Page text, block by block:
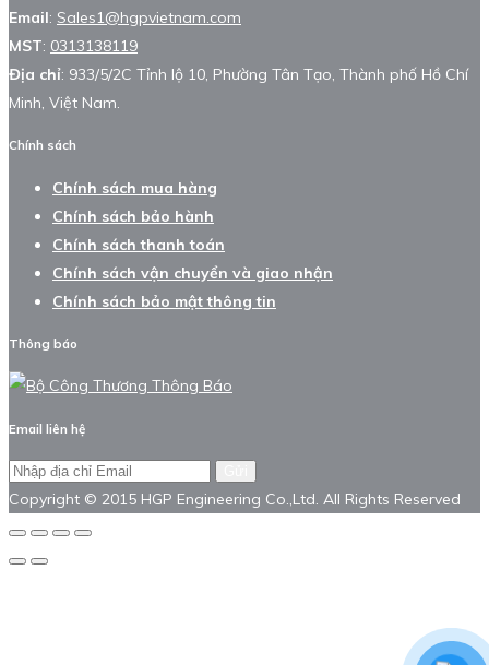
Email: Sales1@hgpvietnam.com
MST: 0313138119
Địa chỉ: 933/5/2C Tỉnh lộ 10, Phường Tân Tạo, Thành phố Hồ Chí
Minh, Việt Nam.
Chính sách
Chính sách mua hàng
Chính sách bảo hành
Chính sách thanh toán
Chính sách vận chuyển và giao nhận
Chính sách bảo mật thông tin
Thông báo
Email liên hệ
Copyright © 2015 HGP Engineering Co.,Ltd. All Rights Reserved